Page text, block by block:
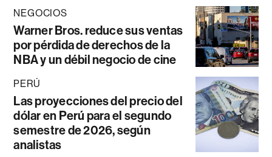
NEGOCIOS
Warner Bros. reduce sus ventas
por pérdida de derechos de la
NBA y un débil negocio de cine
PERÚ
Las proyecciones del precio del
dólar en Perú para el segundo
semestre de 2026, según
analistas